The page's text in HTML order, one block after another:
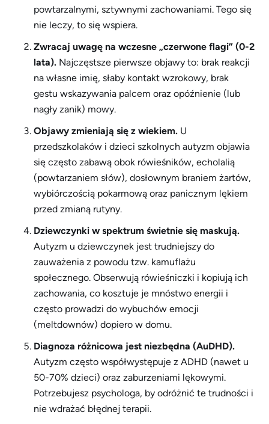
powtarzalnymi, sztywnymi zachowaniami. Tego się
nie leczy, to się wspiera.
Zwracaj uwagę na wczesne „czerwone flagi” (0-2
lata). Najczęstsze pierwsze objawy to: brak reakcji
na własne imię, słaby kontakt wzrokowy, brak
gestu wskazywania palcem oraz opóźnienie (lub
nagły zanik) mowy.
Objawy zmieniają się z wiekiem. U
przedszkolaków i dzieci szkolnych autyzm objawia
się często zabawą obok rówieśników, echolalią
(powtarzaniem słów), dosłownym braniem żartów,
wybiórczością pokarmową oraz panicznym lękiem
przed zmianą rutyny.
Dziewczynki w spektrum świetnie się maskują.
Autyzm u dziewczynek jest trudniejszy do
zauważenia z powodu tzw. kamuflażu
społecznego. Obserwują rówieśniczki i kopiują ich
zachowania, co kosztuje je mnóstwo energii i
często prowadzi do wybuchów emocji
(meltdownów) dopiero w domu.
Diagnoza różnicowa jest niezbędna (AuDHD).
Autyzm często współwystępuje z ADHD (nawet u
50-70% dzieci) oraz zaburzeniami lękowymi.
Potrzebujesz psychologa, by odróżnić te trudności i
nie wdrażać błędnej terapii.